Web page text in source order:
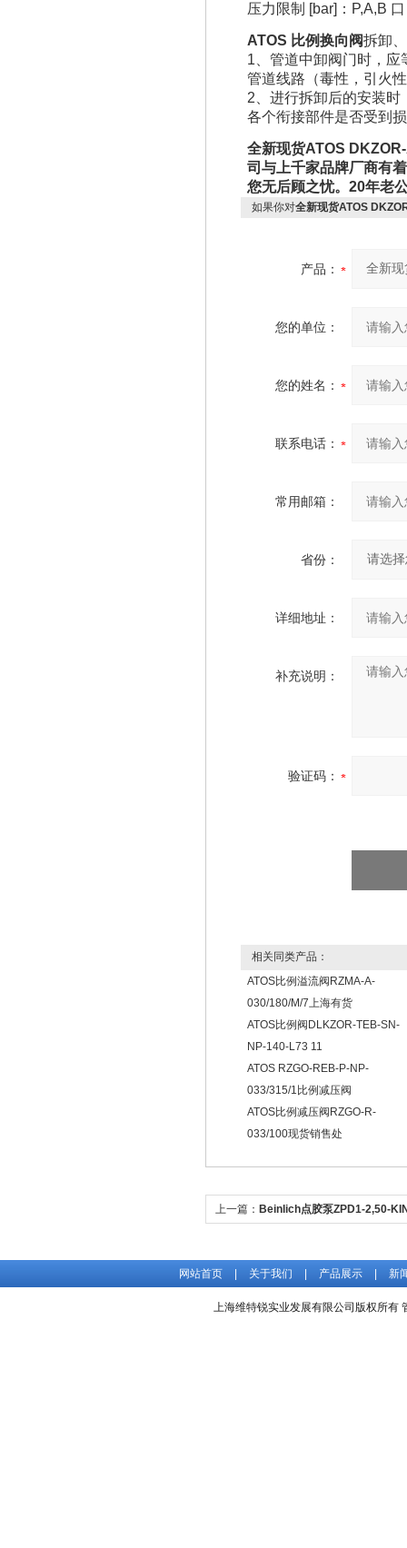
压力限制 [bar]：P,A,B
ATOS 比例换向阀拆卸
1、管道中卸阀门时，
管道线路（毒性，引火
2、进行拆卸后的安装
各个衔接部件是否受到
全新现货ATOS
司与上千家品牌厂商有
您无后顾之忧。20年老
如果你对全新现货ATOS
产品：
您的单位：
您的姓名：
联系电话：
常用邮箱：
省份：
详细地址：
补充说明：
验证码：
相关同类产品：
ATOS比例溢流阀RZMA-A-
030/180/M/7上海有货
ATOS比例阀DLKZOR-TEB-SN-
NP-140-L73 11
ATOS RZGO-REB-P-NP-
033/315/1比例减压阀
ATOS比例减压阀RZGO-R-
033/100现货销售处
上一篇： Beinlich点胶泵ZPD1-2,50-
网站首页 关于我们 产品展示 新
上海维特锐实业发展有限公司版权所有